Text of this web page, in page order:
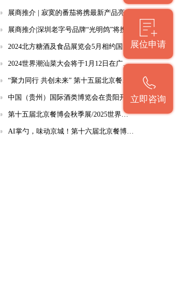
展位申请
立即咨询
展商推介 | 寂寞的番茄将携最新产品亮相第十六届北京餐博会
展商推介|深圳老字号品牌“光明鸽”将携最新手信礼盒亮相2024厦门糖酒会
2024北方糖酒及食品展览会5月相约国家会展中心
2024世界潮汕菜大会将于1月12日在广东汕头开幕
“聚力同行 共创未来” 第十五届北京餐博会暨大美中国系列活动新闻发布会在京召开
中国（贵州）国际酒类博览会在贵阳开幕
第十五届北京餐博会秋季展/2025世界烹王盛典暨世界厨师作品交流展招商全面启动
AI掌勺，味动京城！第十六届北京餐博会设立智能炒菜机器人展区